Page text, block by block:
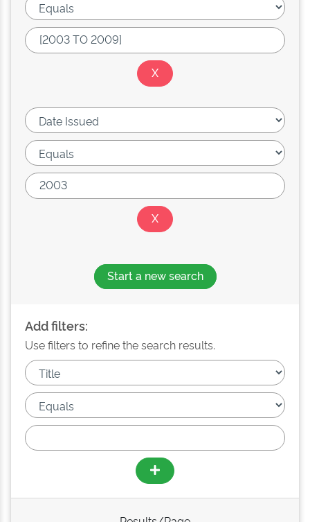
Start a new search
Add filters:
Use filters to refine the search results.